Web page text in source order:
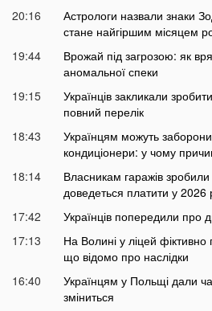
20:16
Астрологи назвали знаки
стане найгіршим місяцем
19:44
Врожай під загрозою: як
аномальної спеки
19:15
Українців закликали
повний перелік
18:43
Українцям можуть
кондиціонери: у чому
18:14
Власникам гаражів
доведеться платити у 2026
17:42
Українців попередили про
17:13
На Волині у ліцей
що відомо про наслідки
16:40
Українцям у Польщі дали
зміниться